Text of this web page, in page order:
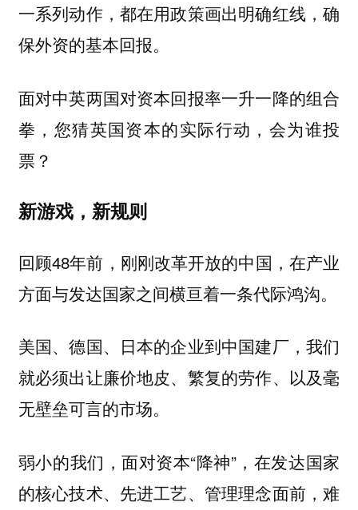
一系列动作，都在用政策画出明确红线，确
保外资的基本回报。
面对中英两国对资本回报率一升一降的组合
拳，您猜英国资本的实际行动，会为谁投
票？
新游戏，新规则
回顾48年前，刚刚改革开放的中国，在产业
方面与发达国家之间横亘着一条代际鸿沟。
美国、德国、日本的企业到中国建厂，我们
就必须出让廉价地皮、繁复的劳作、以及毫
无壁垒可言的市场。
弱小的我们，面对资本“降神”，在发达国家
的核心技术、先进工艺、管理理念面前，难